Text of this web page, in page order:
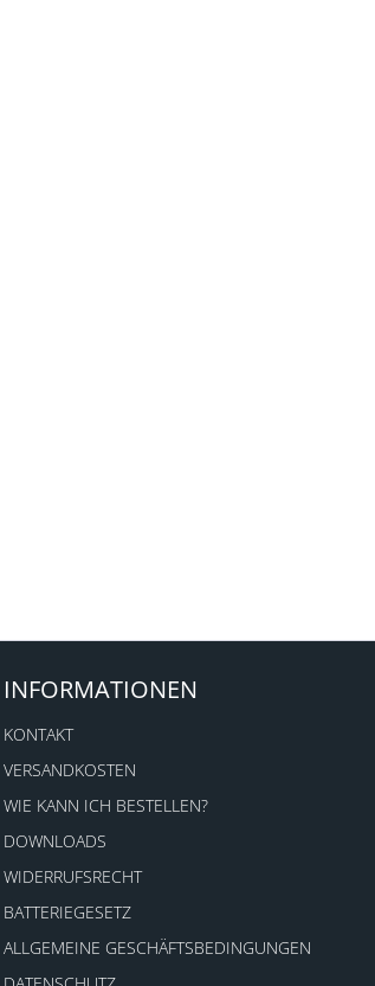
INFORMATIONEN
KONTAKT
VERSANDKOSTEN
WIE KANN ICH BESTELLEN?
DOWNLOADS
WIDERRUFSRECHT
BATTERIEGESETZ
ALLGEMEINE GESCHÄFTSBEDINGUNGEN